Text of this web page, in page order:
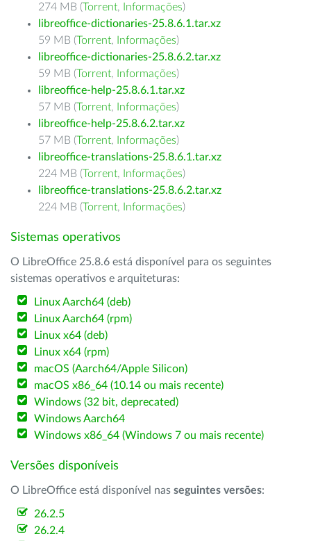
274 MB (Torrent, Informações)
libreoffice-dictionaries-25.8.6.1.tar.xz
59 MB (Torrent, Informações)
libreoffice-dictionaries-25.8.6.2.tar.xz
59 MB (Torrent, Informações)
libreoffice-help-25.8.6.1.tar.xz
57 MB (Torrent, Informações)
libreoffice-help-25.8.6.2.tar.xz
57 MB (Torrent, Informações)
libreoffice-translations-25.8.6.1.tar.xz
224 MB (Torrent, Informações)
libreoffice-translations-25.8.6.2.tar.xz
224 MB (Torrent, Informações)
Sistemas operativos
O LibreOffice 25.8.6 está disponível para os seguintes
sistemas operativos e arquiteturas:
Linux Aarch64 (deb)
Linux Aarch64 (rpm)
Linux x64 (deb)
Linux x64 (rpm)
macOS (Aarch64/Apple Silicon)
macOS x86_64 (10.14 ou mais recente)
Windows (32 bit, deprecated)
Windows Aarch64
Windows x86_64 (Windows 7 ou mais recente)
Versões disponíveis
O LibreOffice está disponível nas seguintes versões:
26.2.5
26.2.4